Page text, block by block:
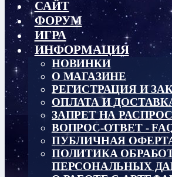
САЙТ
ФОРУМ
ИГРА
ИНФОРМАЦИЯ
НОВИНКИ
О МАГАЗИНЕ
РЕГИСТРАЦИЯ И
ОПЛАТА И
ЗАПРЕТ НА
ВОПРОС-ОТВЕТ -
ПУБЛИЧНАЯ
ПОЛИТИКА
ПЕРСОНАЛЬНЫХ